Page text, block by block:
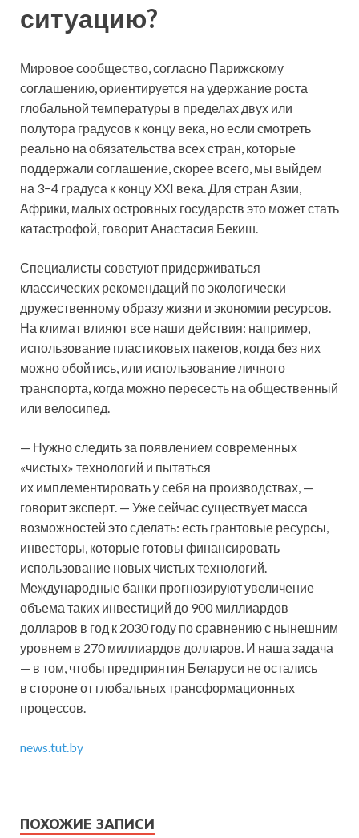
ситуацию?
Мировое сообщество, согласно Парижскому
соглашению, ориентируется на удержание роста
глобальной температуры в пределах двух или
полутора градусов к концу века, но если смотреть
реально на обязательства всех стран, которые
поддержали соглашение, скорее всего, мы выйдем
на 3−4 градуса к концу XXI века. Для стран Азии,
Африки, малых островных государств это может стать
катастрофой, говорит Анастасия Бекиш.
Специалисты советуют придерживаться
классических рекомендаций по экологически
дружественному образу жизни и экономии ресурсов.
На климат влияют все наши действия: например,
использование пластиковых пакетов, когда без них
можно обойтись, или использование личного
транспорта, когда можно пересесть на общественный
или велосипед.
— Нужно следить за появлением современных
«чистых» технологий и пытаться
их имплементировать у себя на производствах, —
говорит эксперт. — Уже сейчас существует масса
возможностей это сделать: есть грантовые ресурсы,
инвесторы, которые готовы финансировать
использование новых чистых технологий.
Международные банки прогнозируют увеличение
объема таких инвестиций до 900 миллиардов
долларов в год к 2030 году по сравнению с нынешним
уровнем в 270 миллиардов долларов. И наша задача
— в том, чтобы предприятия Беларуси не остались
в стороне от глобальных трансформационных
процессов.
news.tut.by
ПОХОЖИЕ ЗАПИСИ